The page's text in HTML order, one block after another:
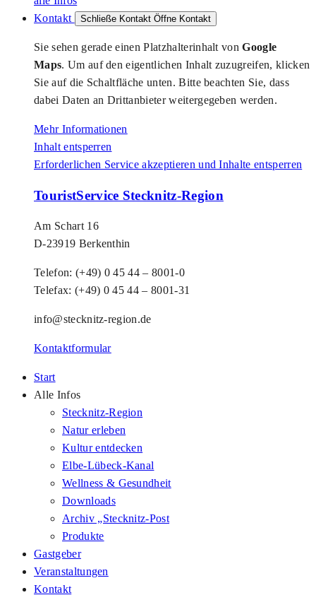
Kontakt
Schließe Kontakt Öffne Kontakt
Sie sehen gerade einen Platzhalterinhalt vonGoogle
Maps. Um auf den eigentlichen Inhalt zuzugreifen, klicken
Sie auf die Schaltfläche unten. Bitte beachten Sie, dass
dabei Daten an Drittanbieter weitergegeben werden.
Mehr Informationen
Inhalt entsperren
Erforderlichen Service akzeptieren und Inhalte entsperren
TouristService Stecknitz-Region
Am Schart 16
D-23919 Berkenthin
Telefon: (+49) 0 45 44 – 8001-0
Telefax: (+49) 0 45 44 – 8001-31
info@stecknitz-region.de
Kontaktformular
Start
Alle Infos
Stecknitz-Region
Natur erleben
Kultur entdecken
Elbe-Lübeck-Kanal
Wellness & Gesundheit
Downloads
Archiv „Stecknitz-Post
Produkte
Gastgeber
Veranstaltungen
Kontakt